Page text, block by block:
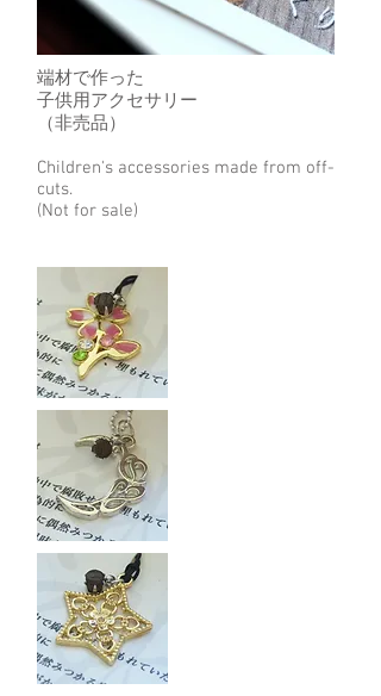
端材で作った
子供用アクセサリー
​（非売品）
Children's accessories made from off-
cuts.
(Not for sale)